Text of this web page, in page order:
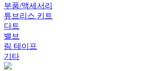
부품/액세서리
튜브리스 키트
다트
밸브
림 테이프
기타